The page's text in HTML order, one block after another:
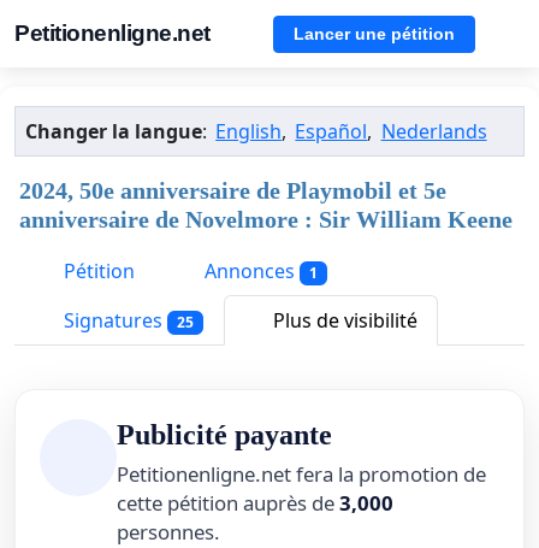
Petitionenligne.net Lancer une pétition
Changer la langue: English, Español, Nederlands
2024, 50e anniversaire de Playmobil et 5e
anniversaire de Novelmore : Sir William Keene
Pétition
Annonces 1
Signatures 25 Plus de visibilité
Publicité payante
Petitionenligne.net fera la promotion de
cette pétition auprès de3,000
personnes.